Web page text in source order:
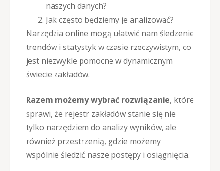
naszych danych?
Jak często będziemy je analizować?
Narzędzia online mogą ułatwić nam śledzenie
trendów i statystyk w czasie rzeczywistym, co
jest niezwykle pomocne w dynamicznym
świecie zakładów.
Razem możemy wybrać rozwiązanie, które
sprawi, że rejestr zakładów stanie się nie
tylko narzędziem do analizy wyników, ale
również przestrzenią, gdzie możemy
wspólnie śledzić nasze postępy i osiągnięcia.